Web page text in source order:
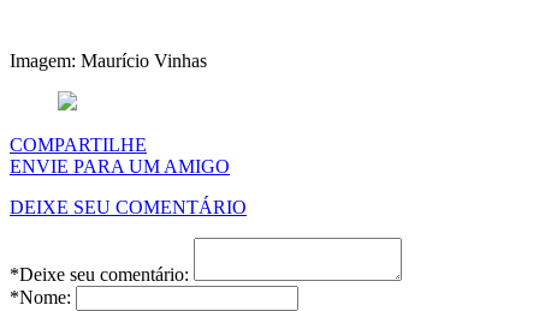
Imagem: Maurício Vinhas
COMPARTILHE
ENVIE PARA UM AMIGO
DEIXE SEU COMENTÁRIO
*Deixe seu comentário:
*Nome: